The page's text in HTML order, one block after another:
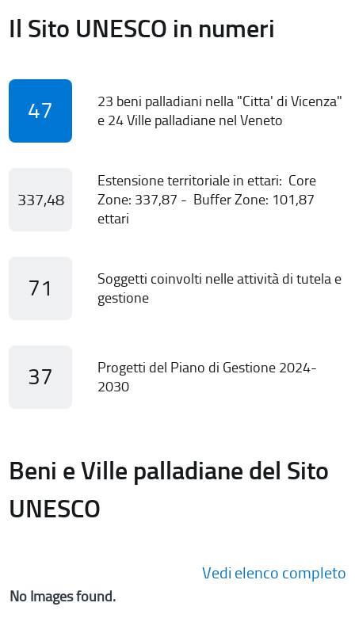
Il Sito UNESCO in numeri
47
23 beni palladiani nella "Citta' di Vicenza"
e 24 Ville palladiane nel Veneto
337,48
Estensione territoriale in ettari: Core
Zone: 337,87 - Buffer Zone: 101,87
ettari
71
Soggetti coinvolti nelle attività di tutela e
gestione
37
Progetti del Piano di Gestione 2024-
2030
Beni e Ville palladiane del Sito
UNESCO
Vedi elenco completo
No Images found.